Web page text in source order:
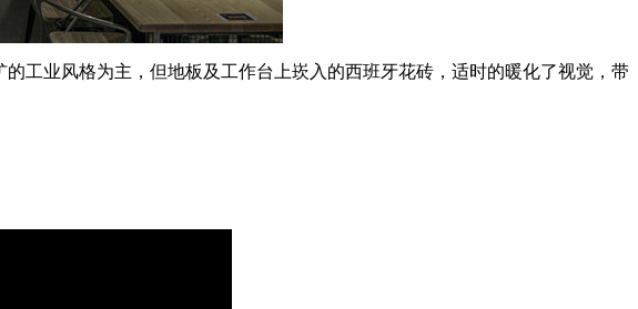
工业风格为主，但地板及工作台上崁入的西班牙花砖，适时的暖化了视觉，带